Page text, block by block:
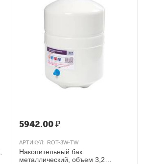
5942.00₽
АРТИКУЛ: ROT-3W-TW
Накопительный бак
металлический, объем 3,2